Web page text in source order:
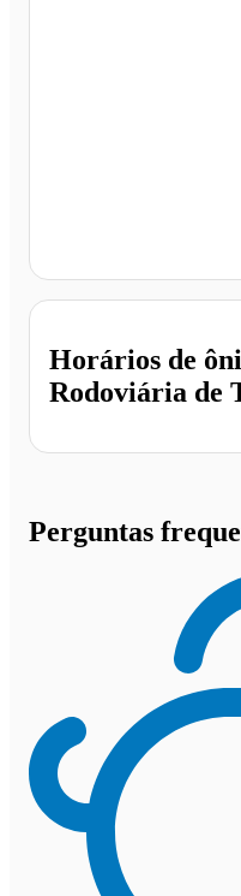
Horários de
Rodoviária de
Perguntas